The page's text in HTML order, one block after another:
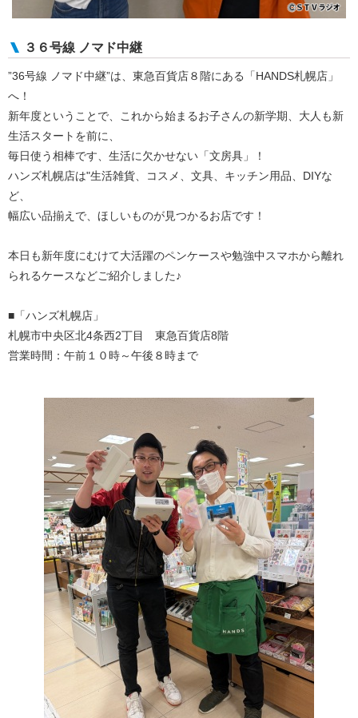
３６号線 ノマド中継
”36号線 ノマド中継”は、東急百貨店８階にある「HANDS札幌店」
へ！
新年度ということで、これから始まるお子さんの新学期、大人も新
生活スタートを前に、
毎日使う相棒です、生活に欠かせない「文房具」！
ハンズ札幌店は"生活雑貨、コスメ、文具、キッチン用品、DIYな
ど、
幅広い品揃えで、ほしいものが見つかるお店です！
本日も新年度にむけて大活躍のペンケースや勉強中スマホから離れ
られるケースなどご紹介しました♪
■「ハンズ札幌店」
札幌市中央区北4条西2丁目 東急百貨店8階
営業時間：午前１０時～午後８時まで